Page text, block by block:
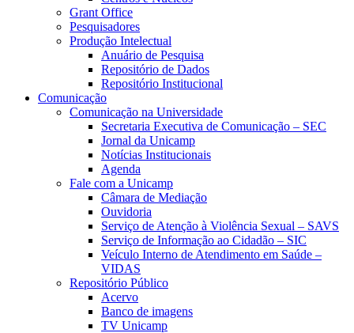
Grant Office
Pesquisadores
Produção Intelectual
Anuário de Pesquisa
Repositório de Dados
Repositório Institucional
Comunicação
Comunicação na Universidade
Secretaria Executiva de Comunicação – SEC
Jornal da Unicamp
Notícias Institucionais
Agenda
Fale com a Unicamp
Câmara de Mediação
Ouvidoria
Serviço de Atenção à Violência Sexual – SAVS
Serviço de Informação ao Cidadão – SIC
Veículo Interno de Atendimento em Saúde –
VIDAS
Repositório Público
Acervo
Banco de imagens
TV Unicamp